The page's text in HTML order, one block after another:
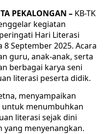
PEKALONGAN – KB-TK
kegiatan
Hari Literasi
September 2025. Acara
guru, anak-anak, serta
berbagai karya seni
literasi peserta didik.
menyampaikan
menumbuhkan
literasi sejak dini
yang menyenangkan.